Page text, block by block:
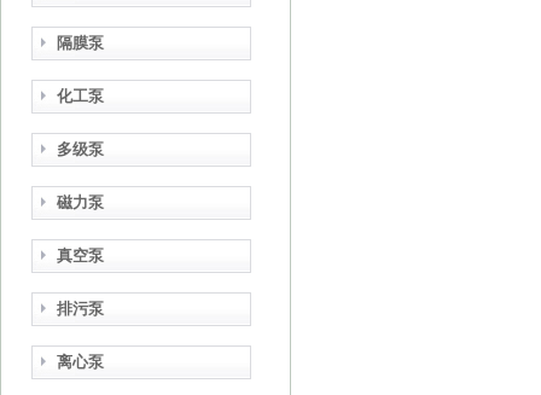
隔膜泵
化工泵
多级泵
磁力泵
真空泵
排污泵
离心泵